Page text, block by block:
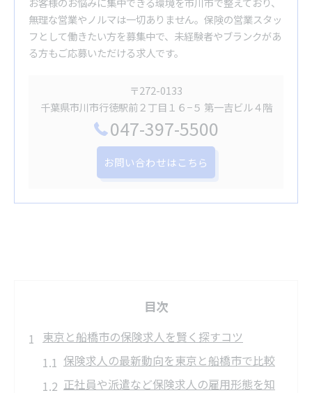
無理な営業やノルマは一切ありません。保険の営業スタッ
フとして働きたい方を募集中で、未経験者やブランクがあ
る方もご応募いただける求人です。
〒272-0133
千葉県市川市行徳駅前２丁目１６−５ 第一吉ビル４階
047-397-5500
お問い合わせはこちら
目次
東京と船橋市の保険求人を賢く探すコツ
保険求人の最新動向を東京と船橋市で比較
正社員や派遣など保険求人の雇用形態を知